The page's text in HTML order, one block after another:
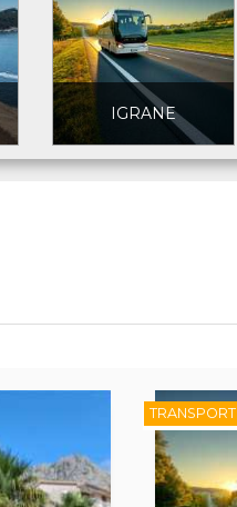
IGRANE
TRANSPORT